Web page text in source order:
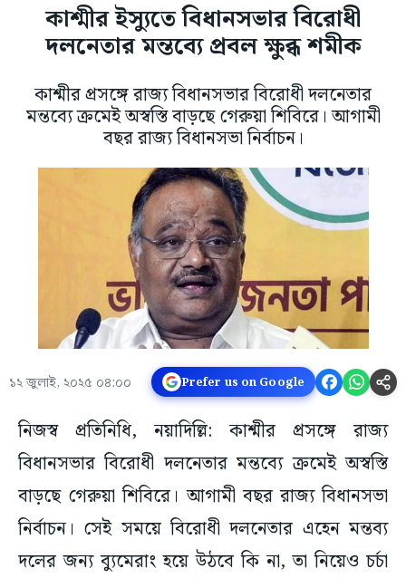
কাশ্মীর ইস্যুতে বিধানসভার বিরোধী
দলনেতার মন্তব্যে প্রবল ক্ষুব্ধ শমীক
কাশ্মীর প্রসঙ্গে রাজ্য বিধানসভার বিরোধী দলনেতার
মন্তব্যে ক্রমেই অস্বস্তি বাড়ছে গেরুয়া শিবিরে। আগামী
বছর রাজ্য বিধানসভা নির্বাচন।
১২ জুলাই, ২০২৫ ০৪:০০ Prefer us on Google
নিজস্ব প্রতিনিধি, নয়াদিল্লি: কাশ্মীর প্রসঙ্গে রাজ্য
বিধানসভার বিরোধী দলনেতার মন্তব্যে ক্রমেই অস্বস্তি
বাড়ছে গেরুয়া শিবিরে। আগামী বছর রাজ্য বিধানসভা
নির্বাচন। সেই সময়ে বিরোধী দলনেতার এহেন মন্তব্য
দলের জন্য ব্যুমেরাং হয়ে উঠবে কি না, তা নিয়েও চর্চা